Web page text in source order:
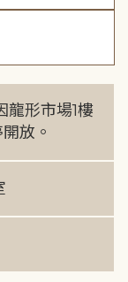
龍形市場1樓
放。